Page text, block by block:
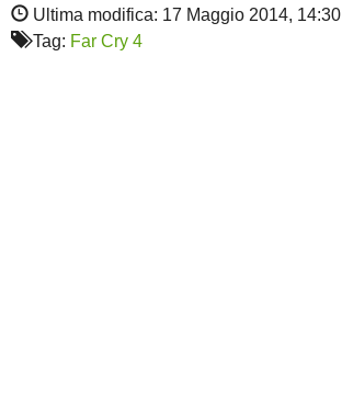
Ultima modifica: 17 Maggio 2014, 14:30
Tag: Far Cry 4